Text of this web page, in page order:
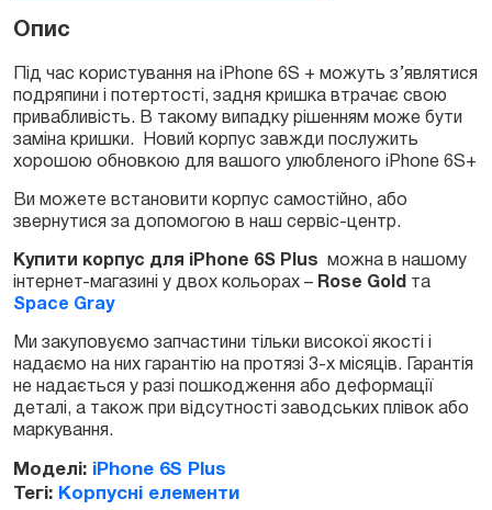
Опис
Під час користування на iPhone 6S + можуть з’являтися
подряпини і потертості, задня кришка втрачає свою
привабливість. В такому випадку рішенням може бути
заміна кришки. Новий корпус завжди послужить
хорошою обновкою для вашого улюбленого iPhone 6S+
Ви можете встановити корпус самостійно, або
звернутися за допомогою в наш сервіс-центр.
Купити корпус для iPhone 6S Plus
можна в нашому
інтернет-магазині у двох кольорах – Rose Gold та
Space Gray
Ми закуповуємо запчастини тільки високої якості і
надаємо на них гарантію на протязі 3-х місяців. Гарантія
не надається у разі пошкодження або деформації
деталі, а також при відсутності заводських плівок або
маркування.
Моделі: iPhone 6S Plus
Тегі: Корпусні елементи